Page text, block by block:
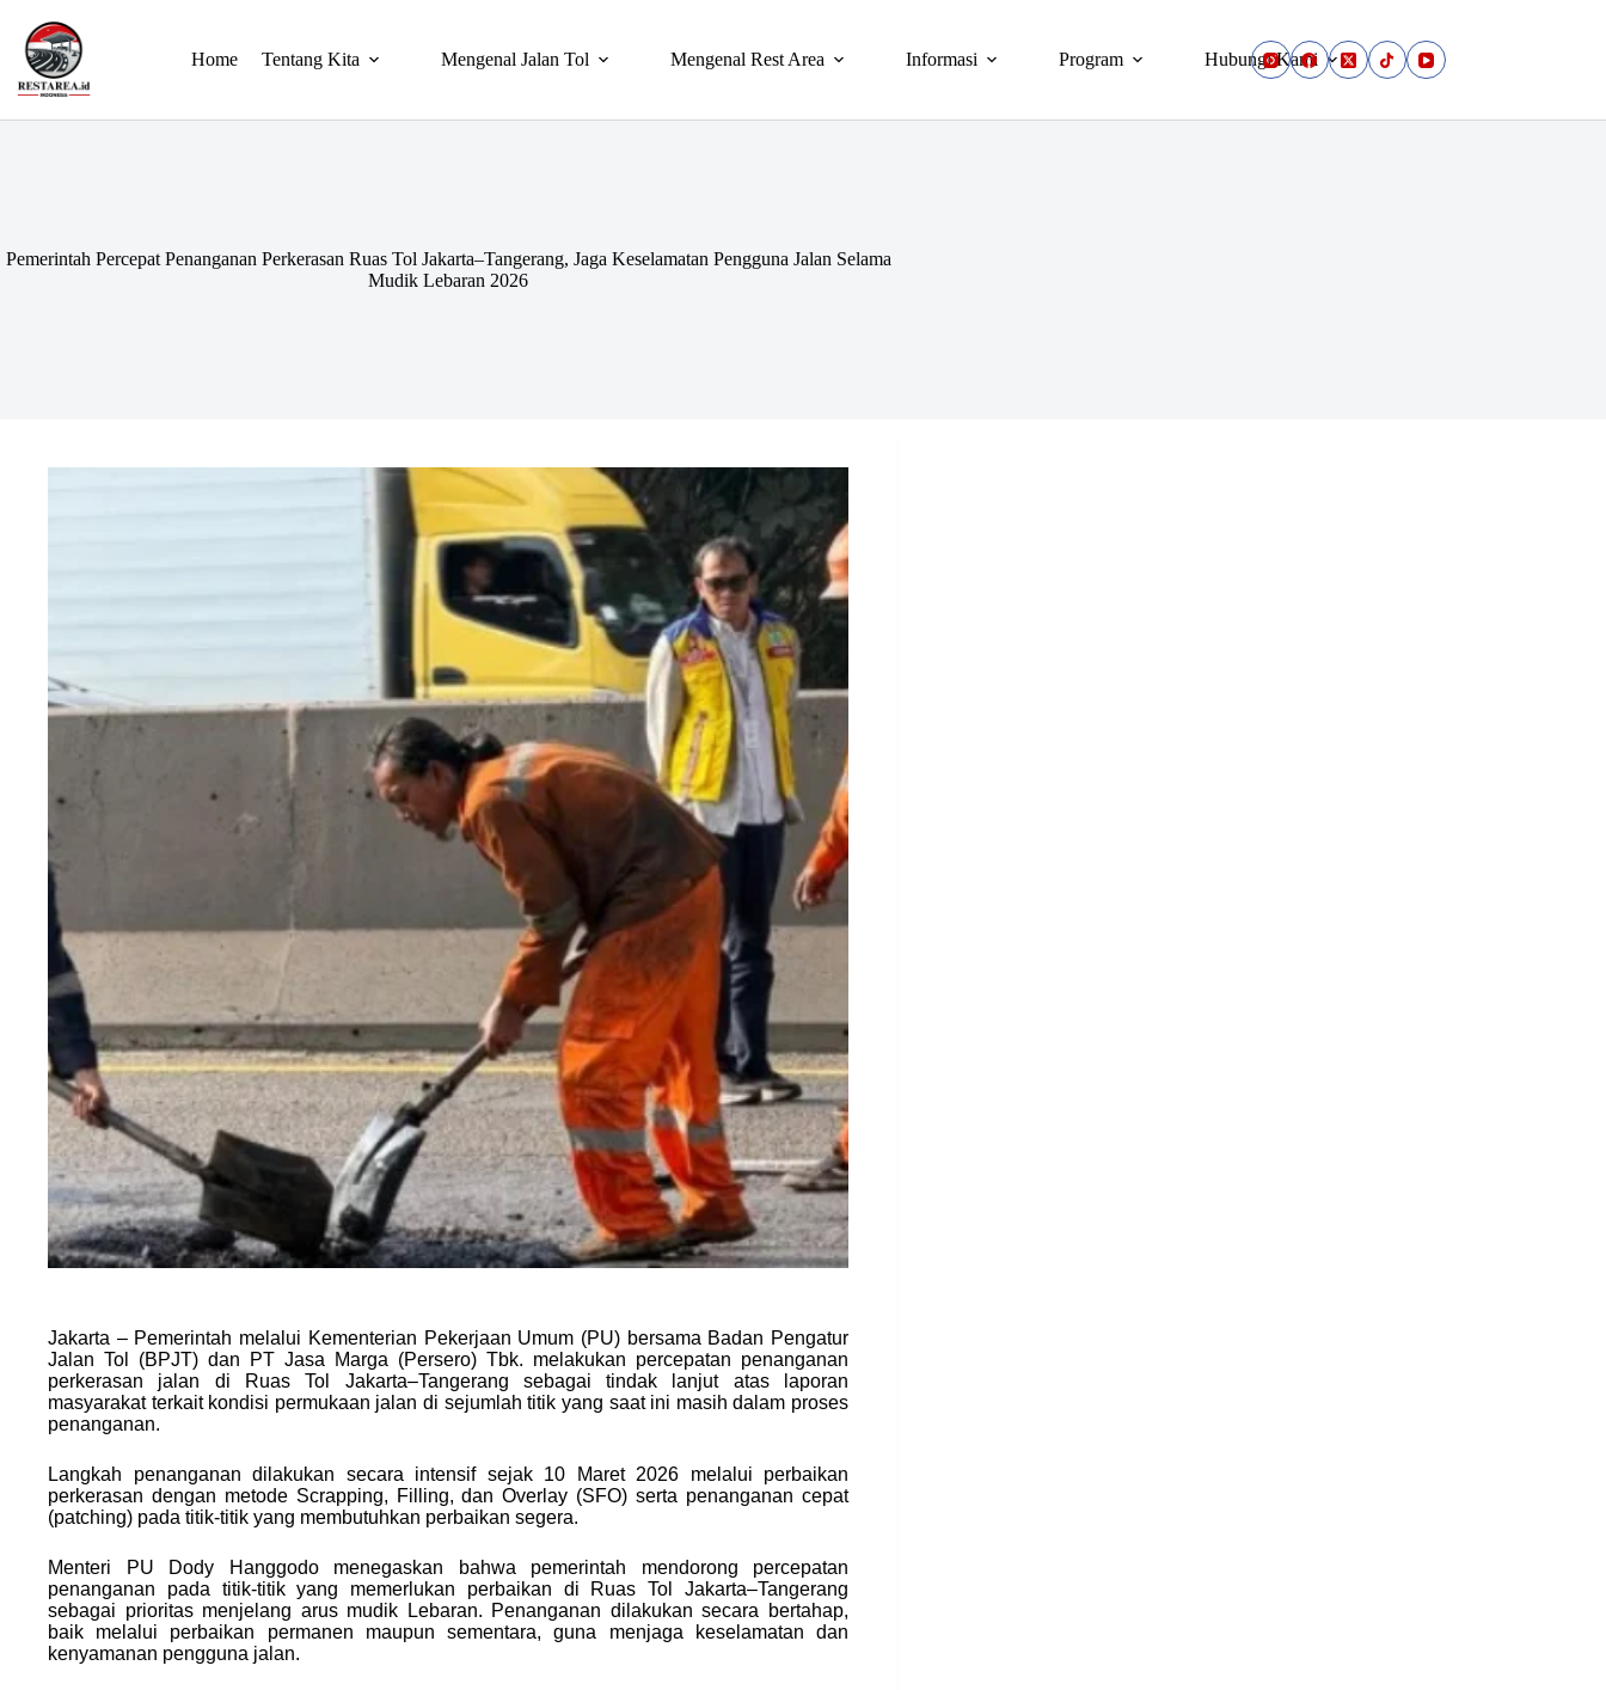
Home Tentang Kita Mengenal Jalan Tol Mengenal Rest Area Informasi Program Hubungi Kami
Pemerintah Percepat Penanganan Perkerasan Ruas Tol Jakarta–Tangerang, Jaga Keselamatan Pengguna Jalan Selama
Mudik Lebaran 2026
Jakarta – Pemerintah melalui Kementerian Pekerjaan Umum (PU) bersama Badan Pengatur
Jalan Tol (BPJT) dan PT Jasa Marga (Persero) Tbk. melakukan percepatan penanganan
perkerasan jalan di Ruas Tol Jakarta–Tangerang sebagai tindak lanjut atas laporan
masyarakat terkait kondisi permukaan jalan di sejumlah titik yang saat ini masih dalam proses
penanganan.
Langkah penanganan dilakukan secara intensif sejak 10 Maret 2026 melalui perbaikan
perkerasan dengan metode Scrapping, Filling, dan Overlay (SFO) serta penanganan cepat
(patching) pada titik-titik yang membutuhkan perbaikan segera.
Menteri PU Dody Hanggodo menegaskan bahwa pemerintah mendorong percepatan
penanganan pada titik-titik yang memerlukan perbaikan di Ruas Tol Jakarta–Tangerang
sebagai prioritas menjelang arus mudik Lebaran. Penanganan dilakukan secara bertahap,
baik melalui perbaikan permanen maupun sementara, guna menjaga keselamatan dan
kenyamanan pengguna jalan.